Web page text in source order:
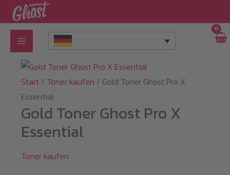
Zum
Inhalt
springen
Start / Toner kaufen / Gold Toner Ghost Pro X
Essential
Gold Toner Ghost Pro X
Essential
Toner kaufen